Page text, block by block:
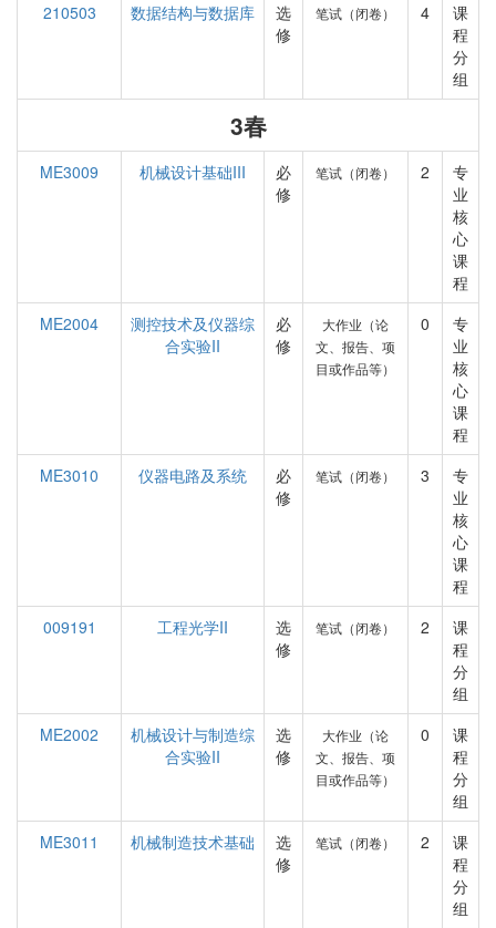
210503
数据结构与数据库
选
修
笔试（闭卷） 4
课
程
分
组
3春
ME3009 机械设计基础III
必
修
笔试（闭卷） 2
专
业
核
心
课
程
ME2004
测控技术及仪器综
合实验II
必
修
大作业（论
文、报告、项
目或作品等）
0
专
业
核
心
课
程
ME3010
仪器电路及系统
必
修
笔试（闭卷） 3
专
业
核
心
课
程
009191
工程光学II
选
修
笔试（闭卷） 2
课
程
分
组
ME2002
机械设计与制造综
合实验II
选
修
大作业（论
文、报告、项
目或作品等）
0
课
程
分
组
ME3011
机械制造技术基础
选
修
笔试（闭卷） 2
课
程
分
组